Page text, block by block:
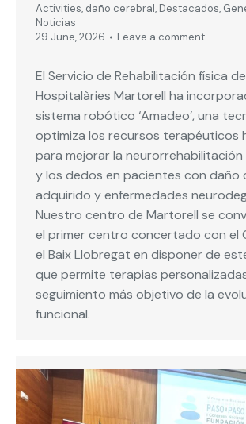
Activities, daño cerebral, Destacados,
Noticias
29 June, 2026
Leave a comment
El Servicio de Rehabilitación física
Hospitalàries Martorell ha
sistema robótico ‘Amadeo’, una
optimiza los recursos terapéuticos
para mejorar la neurorrehabilitación
y los dedos en pacientes con daño
adquirido y enfermedades
Nuestro centro de Martorell se
el primer centro concertado con el
el Baix Llobregat en disponer de
que permite terapias
seguimiento más objetivo de la
funcional.